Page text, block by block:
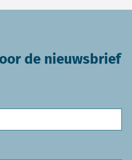
de nieuwsbrief